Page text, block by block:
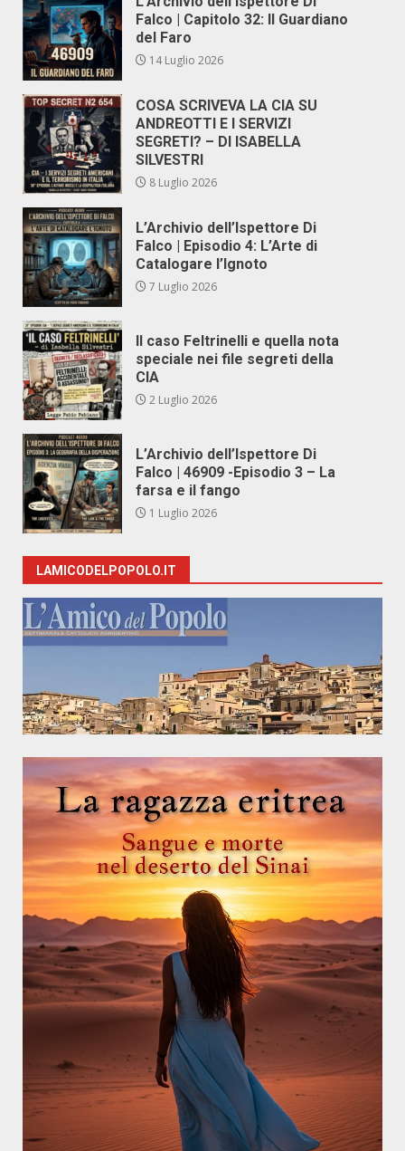
Falco | Capitolo 32: Il Guardiano
del Faro
14 Luglio 2026
COSA SCRIVEVA LA CIA SU
ANDREOTTI E I SERVIZI
SEGRETI? – DI ISABELLA
SILVESTRI
8 Luglio 2026
L’Archivio dell’Ispettore Di
Falco | Episodio 4: L’Arte di
Catalogare l’Ignoto
7 Luglio 2026
Il caso Feltrinelli e quella nota
speciale nei file segreti della
CIA
2 Luglio 2026
L’Archivio dell’Ispettore Di
Falco | 46909 -Episodio 3 – La
farsa e il fango
1 Luglio 2026
LAMICODELPOPOLO.IT